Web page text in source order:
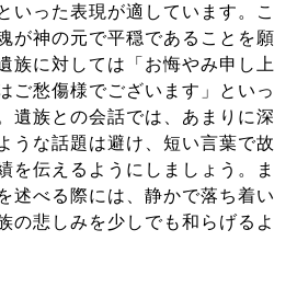
いった表現が適しています。こ
が神の元で平穏であることを願
族に対しては「お悔やみ申し上
ご愁傷様でございます」といっ
遺族との会話では、あまりに深
うな話題は避け、短い言葉で故
を伝えるようにしましょう。ま
述べる際には、静かで落ち着い
の悲しみを少しでも和らげるよ